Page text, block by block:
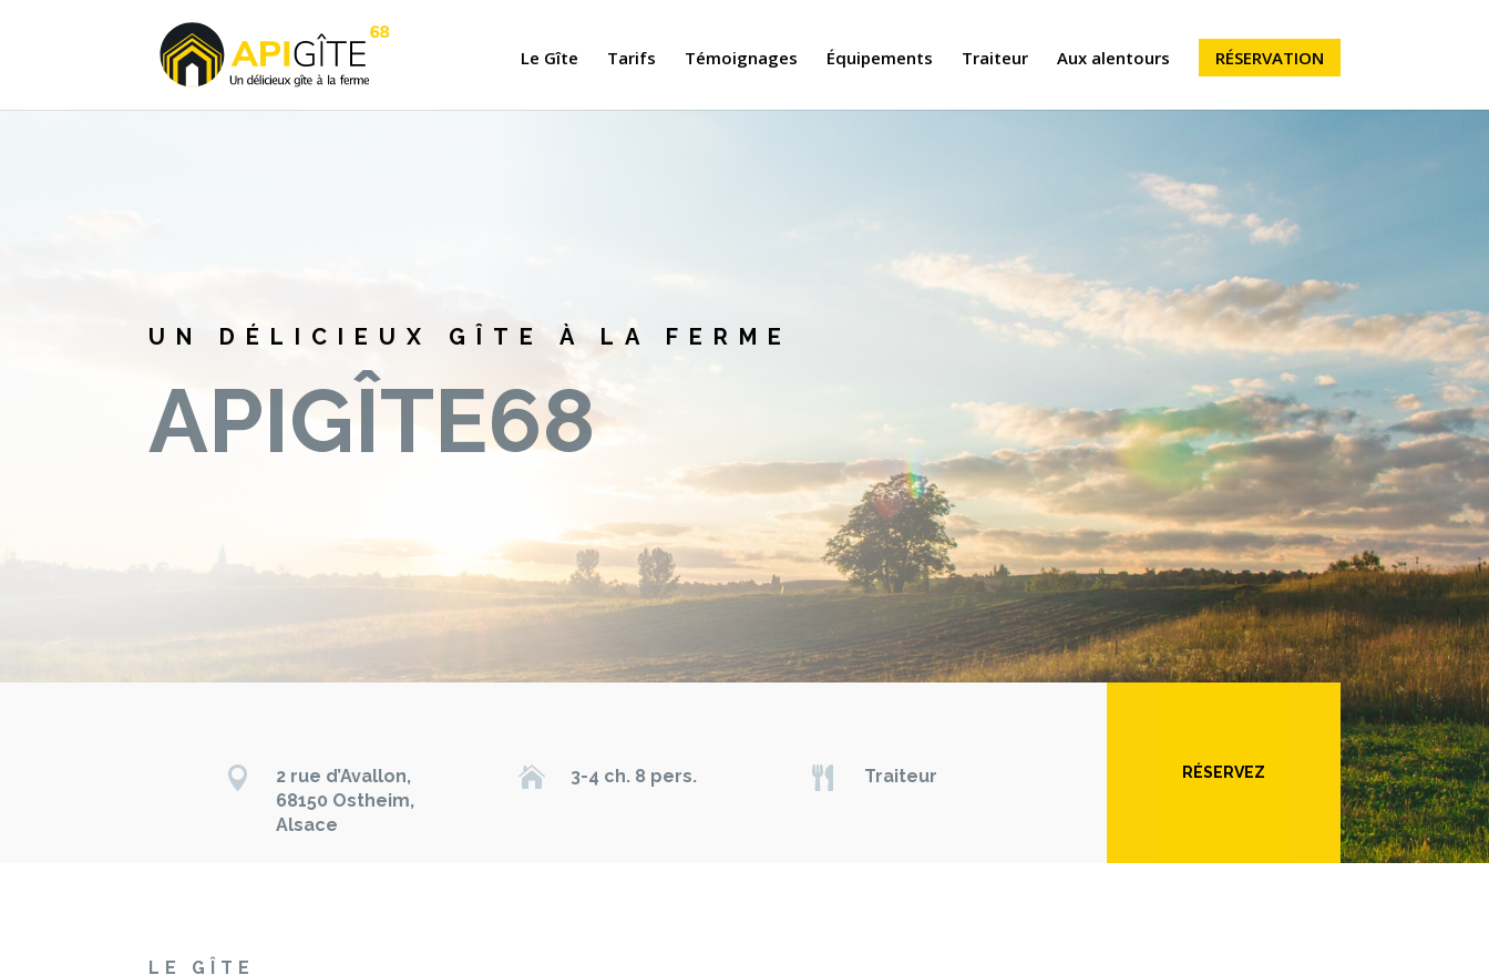
Le Gîte Tarifs Témoignages Équipements Traiteur Aux alentours RÉSERVATION
UN DÉLICIEUX GÎTE À LA FERME
APIGÎTE68

2 rue d’Avallon,
68150 Ostheim,
Alsace
 3-4 ch. 8 pers.  Traiteur RÉSERVEZ
LE GÎTE